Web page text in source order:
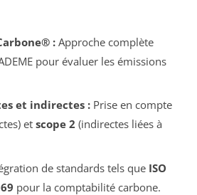
:Approche complète
pour évaluer les émissions
et indirectes :Prise en compte
et scope 2 (indirectes liées à
de standards tels que ISO
pour la comptabilité carbone.